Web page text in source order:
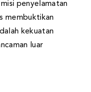
penyelamatan
membuktikan
kekuatan
luar